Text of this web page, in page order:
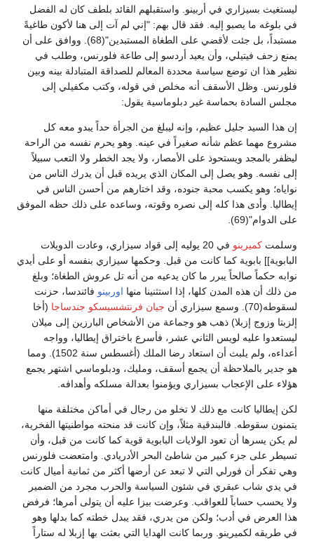
ليستغيث بسيزاري في أربينو. واستقبلهم القائد بلطف كان له الفضل
في بلوغه ما يصبو إليه. فقد قال بهم: "إني لم آت إلى هنا لأكون طاغيةً
مستبداً، بل جئت لأقضي على الطغاة المستبدين"(68). ووافق على أن
يمنع زحف فيتيلي، وأن يعيد أردسو إلى طاعة فلورنس، وطلب في
نظير هذا ان توضع سياسة محددة المعالم للصداقة المتبادلة بينه وبين
فلورنس. وظل الأسقف أنه مخلص في قوله، وكتب مكفيلي إلى
مجلس السادة بحماسة غير دبلوماسية يقول:
إن هذا السيد جليل عظيم، وإنه ليبلغ من الجرأة حداً يبدو معه كل
مشروع مهما عظم شأنه صغيراً في عينه. وهو يحرم نفسه من الراحة
ليظفر بالمجد ويستحوذ على الأمصار، ولا يجد الخطر ولا التعب سبيلاً
إلى نفسه. وهو يصل إلى المكان الذي يريده قبل أن يدرك الناس من
نواياه؛ وهو يكسب محبة جنوده، وقد اختارهم من أحسن الناس في
إيطاليا. وأدى هذا كله إلى نصره وقوته، وساعده على ذلك حظه الموفق
على الدوام"(69).
وسلمت كميرينو
في 20 يوليه إلى قواد سيزاري، وعادت الدويلات
البابوية]] بابوية كما كانت من قبل. وحكمها سيزاري بنفسه أو على أيدي
نوابه حكماً صالحاً يبرر ما كان يدعيه من أنه تل عروش الطغاة؛ وبلغ
من ذلك أن هذه المدن كلها، إذا استثنينا منها اوربينو فائندسا، حزنت
لسقوطه(70). وسمع سيزاري أن
جيان فرنتشسيسكو جندساجا (أخا
إلزبتا وزوج إزبلا) ذهب هو وجماعة من الأشخاص البارزين إلى ميلان
ليستعدوا عليه لويس الثاني عشر، فأسرع باختراق إيطاليا، وواجه
أعداءه، ولم يلبث أن استعاد رضا الملك (أغسطس سنة 1502). ومما
هو جدير بالملاحظة أن يجمع أسقف، ومليك، ودبلوماسي اشتهر يجمع
هؤلاء على الإعجاب بسيزاري ويؤمنوا بعدالة مسلكه وأهدافه.
لكن إيطاليا كانت مع ذلك لا تخلو من رجال في أماكن مختلفة منها
يتمنون سقوطه. فالبندقية مثلاً، وإن كانت قد منحته مواطنيتها الفخرية،
لم يكن يسرها أن تعود الولايات البابوية قوية كما كانت من قبل، وأن
تسيطر على جزء كبير من شاطئ البحر الأدريادي. وامتعضت فلورنس
وهي تفكر أن فورلي التي لا تبعد عن أرضها أكثر من ثمانية أميال كانت
في يدي شاب عبقري في شئون السياسة والحرب مجرد من الضمير
ولا يحسب حساباً للعواقب. وعرضت بيزا عليه أن يتولى أمرها؛ فرفض
هذا العرض في أدب؛ ولكن من يدري، فقد يبدل خطته كما بدلها وهو
في طريقه لكميرينو. وربما كانت الهدايا التي بعثت بها إزبلا له ستاراً